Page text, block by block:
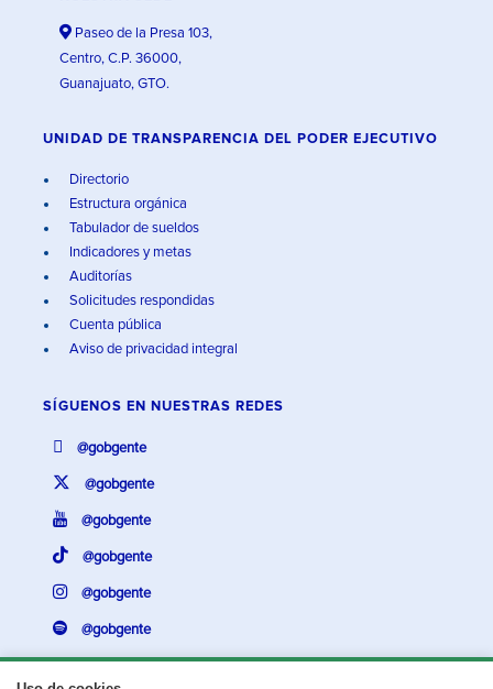
Paseo de la Presa 103,
Centro, C.P. 36000,
Guanajuato, GTO.
UNIDAD DE TRANSPARENCIA DEL PODER EJECUTIVO
Directorio
Estructura orgánica
Tabulador de sueldos
Indicadores y metas
Auditorías
Solicitudes respondidas
Cuenta pública
Aviso de privacidad integral
SÍGUENOS EN NUESTRAS REDES
@gobgente
@gobgente
@gobgente
@gobgente
@gobgente
@gobgente